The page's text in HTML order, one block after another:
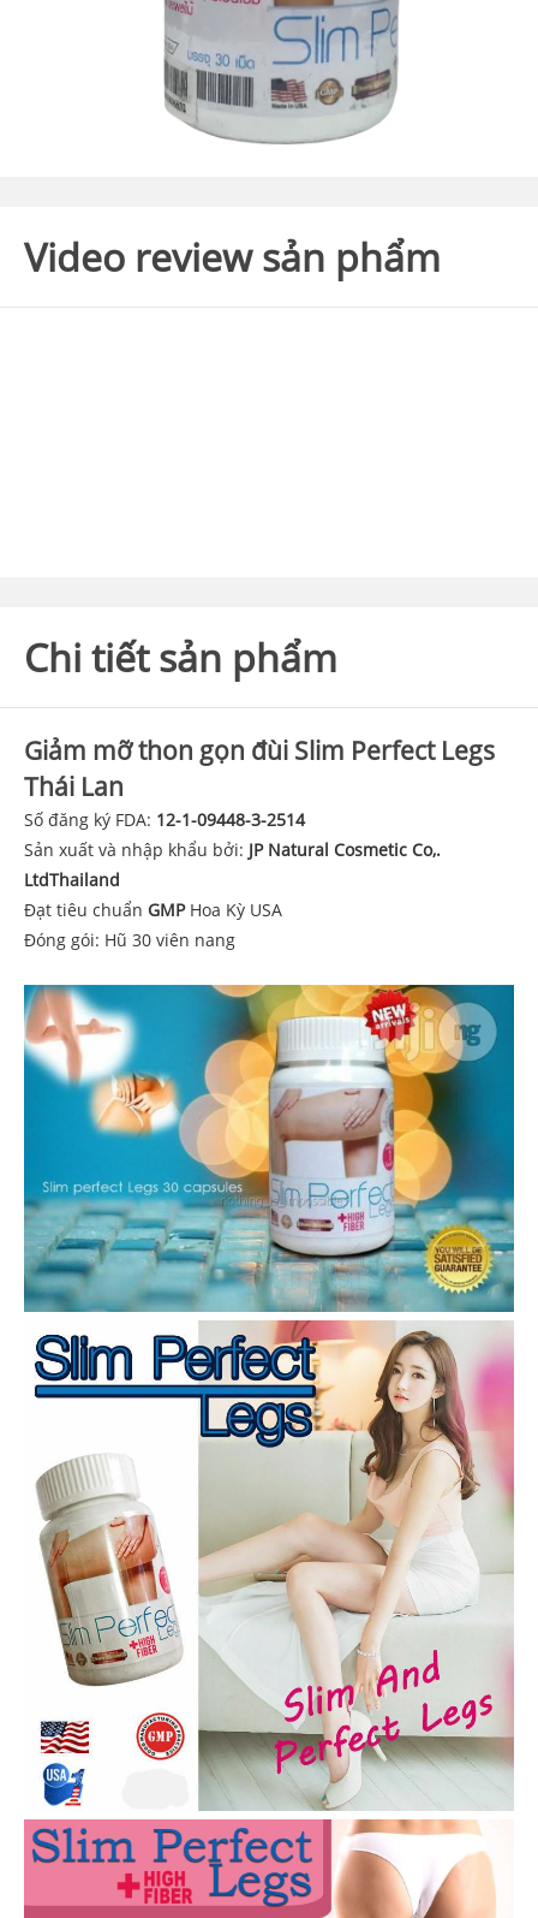
Video review sản phẩm
Chi tiết sản phẩm
Giảm mỡ thon gọn đùi Slim Perfect Legs
Thái Lan
Số đăng ký FDA: 12-1-09448-3-2514
Sản xuất và nhập khẩu bởi: JP Natural Cosmetic Co,.
LtdThailand
Đạt tiêu chuẩn GMP Hoa Kỳ USA
Đóng gói: Hũ 30 viên nang